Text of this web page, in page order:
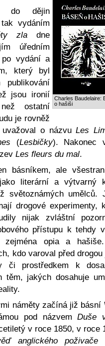
Charles Baudelaire:
o hašiši
do dějin
vydáním
zla dne
úředním
vydání a
který byl
publikování
jsou ironií
ostatní
je rovněž
uvažoval o názvuLes
(Lesbičky). Nakonec
Les fleurs du mal.
básníkem, ale
literární a výtvarný
světoznámých umělců.
drogové experimenty,
nijak zvláštní
přístupu k tehdy
zejména opia a
kdo varoval před drogou
či prostředkem k
těm, jakých dosahuje
náměty začíná již básní
pod názvemDuše
v roce 1850, v roce
anglického poživače